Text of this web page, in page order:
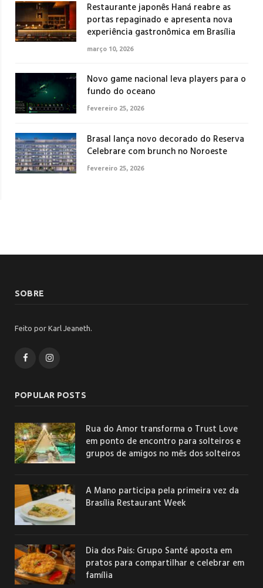
Restaurante japonês Haná reabre as
portas repaginado e apresenta nova
experiência gastronômica em Brasília
março 10, 2026
Novo game nacional leva players para o
fundo do oceano
fevereiro 25, 2026
Brasal lança novo decorado do Reserva
Celebrare com brunch no Noroeste
fevereiro 25, 2026
SOBRE
Feito por Karl Jeaneth.
FacebookInstagram
POPULAR POSTS
Rua do Amor transforma o Trust Love
em ponto de encontro para solteiros e
grupos de amigos no mês dos solteiros
A Mano participa pela primeira vez da
Brasília Restaurant Week
Dia dos Pais: Grupo Santé aposta em
pratos para compartilhar e celebrar em
família